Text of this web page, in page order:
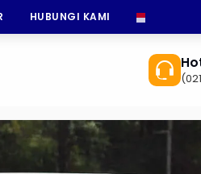
HUBUNGI KAMI